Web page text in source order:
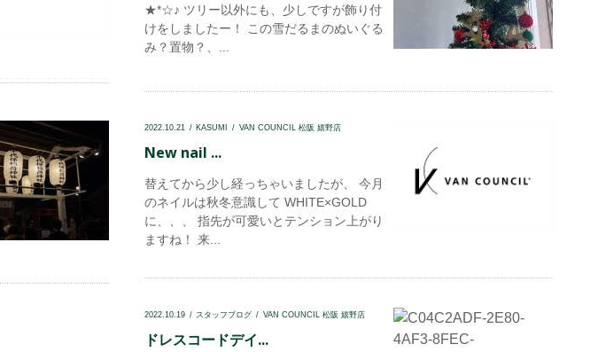
★*☆♪ ツリー以外にも、少しですが飾り付
けをしましたー！ この雪だるまのぬいぐる
み？置物？、...
2022.10.21 KASUMI VAN COUNCIL 松阪 嬉野店
New nail ...
替えてから少し経っちゃいましたが、 今月
のネイルは秋冬意識して WHITE×GOLD
に、、、 指先が可愛いとテンション上がり
ますね！ 来...
2022.10.19 スタッフブログ VAN COUNCIL 松阪 嬉野店
ドレスコードデイ...